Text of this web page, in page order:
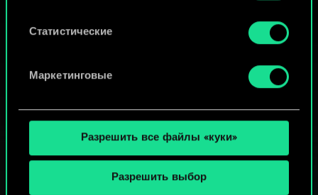
«Настройки» ниже.
Статистические
Маркетинговые
Разрешить все файлы «куки»
Разрешить выбор